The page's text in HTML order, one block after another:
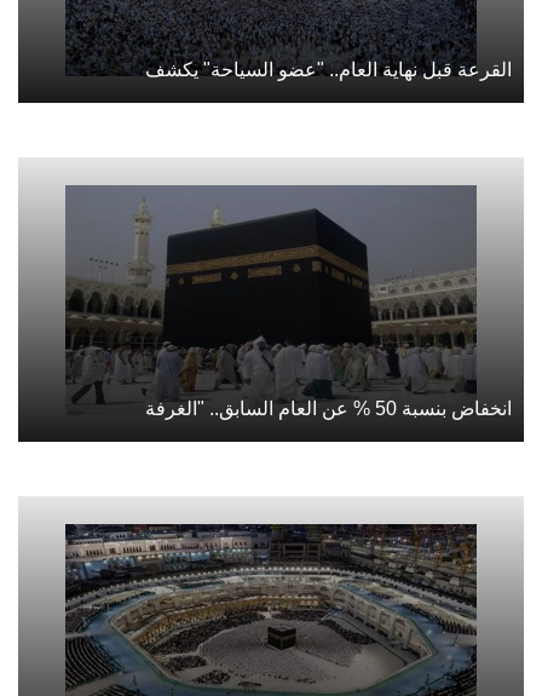
القرعة قبل نهاية العام.. "عضو السياحة" يكشف
انخفاض بنسبة 50 % عن العام السابق.. "الغرفة